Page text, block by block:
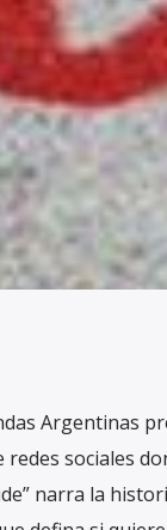
Argentinas
redes sociales
narra la